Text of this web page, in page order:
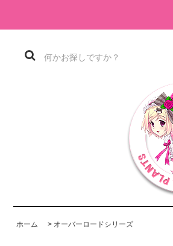
ホーム > オーバーロードシリーズ